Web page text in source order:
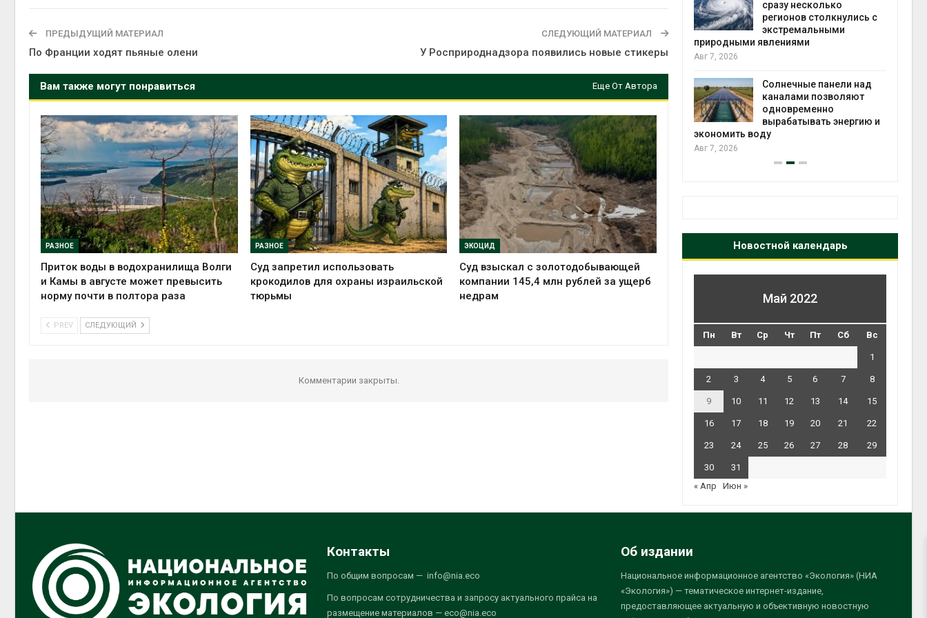
ПРЕДЫДУЩИЙ МАТЕРИАЛ
По Франции ходят пьяные олени
СЛЕДУЮЩИЙ МАТЕРИАЛ
У Росприроднадзора появились новые стикеры
Вам также могут понравиться Еще От Автора
РАЗНОЕ
Приток воды в водохранилища Волги
и Камы в августе может превысить
норму почти в полтора раза
РАЗНОЕ
Суд запретил использовать
крокодилов для охраны израильской
тюрьмы
ЭКОЦИД
Суд взыскал с золотодобывающей
компании 145,4 млн рублей за ущерб
недрам
PREV СЛЕДУЮЩИЙ
Комментарии закрыты.
Учёные предложили
получать питьевую воду
из воздуха с помощью
Авг 6, 2026
помощи для приютов
Нижнего Новгорода
Авг 7, 2026
сразу несколько
регионов столкнулись с
экстремальными
природными явлениями
Авг 7, 2026
Солнечные панели над
каналами позволяют
одновременно
вырабатывать энергию и
экономить воду
Авг 7, 2026
Новостной календарь
Май 2022
Пн Вт Ср Чт Пт Сб Вс
1
2 3 4 5 6 7 8
9 10 11 12 13 14 15
16 17 18 19 20 21 22
23 24 25 26 27 28 29
30
31
« Апр
Июн »
Контакты
По общим вопросам — info@nia.eco
По вопросам сотрудничества и запросу актуального прайса на
размещение материалов — eco@nia.eco
Об издании
Национальное информационное агентство «Экология» (НИА
«Экология») — тематическое интернет-издание,
предоставляющее актуальную и объективную новостную